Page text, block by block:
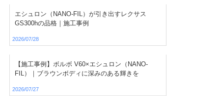
エシュロン（NANO-FIL）が引き出すレクサス
GS300hの品格｜施工事例
2026/07/28
【施工事例】ボルボ V60×エシュロン（NANO-
FIL）｜ブラウンボディに深みのある輝きを
2026/07/27